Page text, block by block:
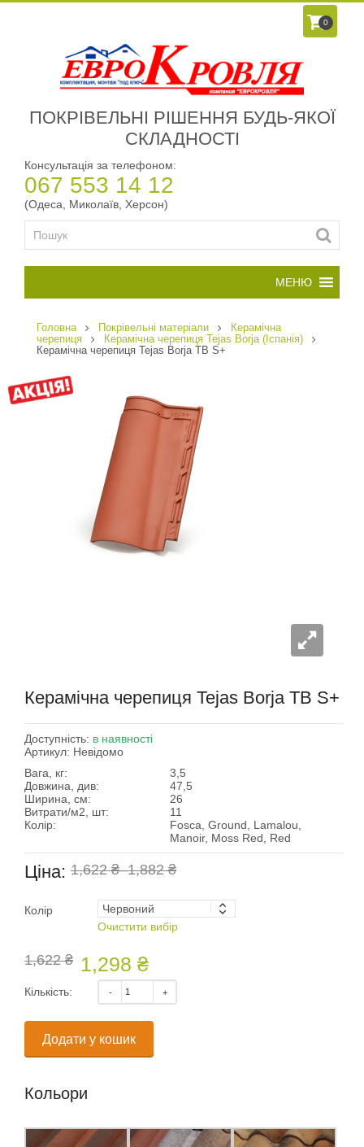
0
ПОКРІВЕЛЬНІ РІШЕННЯ БУДЬ-ЯКОЇ
СКЛАДНОСТІ
Консультація за телефоном:
067 553 14 12
(Одеса, Миколаїв, Херсон)
Головна Покрівельні матеріали
Керамічна
черепиця
Керамічна черепиця Tejas Borja (Іспанія)
Керамічна черепиця Tejas Borja TB S+
Керамічна черепиця Tejas Borja TB S+
Доступність: в наявності
Артикул: Невідомо
Вага, кг:
3,5
Довжина, див:
47,5
Ширина, см:
26
Витрати/м2, шт:
11
Колір:
Fosca, Ground, Lamalou,
Manoir, Moss Red, Red
Ціна: 1,622 ₴–1,882 ₴
Колір
Очистити вибір
1,622 ₴ 1,298 ₴
Кількість:
Додати у кошик
Кольори